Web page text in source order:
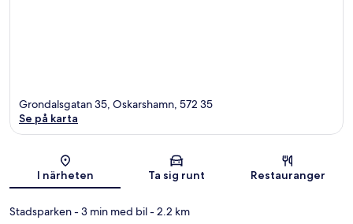
Karta
Grondalsgatan 35, Oskarshamn, 572 35
Se på karta
I närheten Ta sig runt Restauranger
Stadsparken- 3 min med bil- 2.2 km